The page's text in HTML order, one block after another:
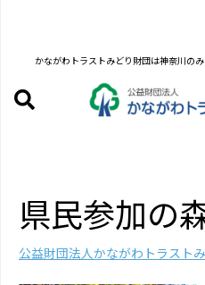
かながわトラストみどり財団は神奈川の
県民参加の
公益財団法人かながわトラスト